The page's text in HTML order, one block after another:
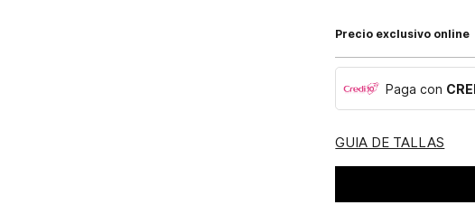
Precio exclusivo online
Paga con
GUIA DE TALLAS